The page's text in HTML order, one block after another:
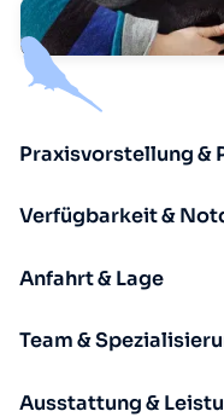
Praxisvorstellung &
Verfügbarkeit &
Anfahrt & Lage
Team &
Ausstattung &